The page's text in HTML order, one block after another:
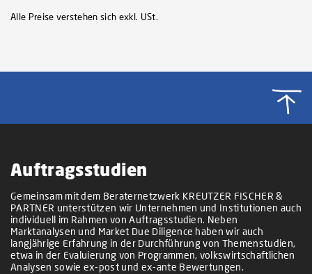
Alle Preise verstehen sich exkl. USt.
Auftragsstudien
Gemeinsam mit dem Beraternetzwerk KREUTZER FISCHER &
PARTNER unterstützen wir Unternehmen und Institutionen auch
individuell im Rahmen von Auftragsstudien. Neben
Marktanalysen und Market Due Diligence haben wir auch
langjährige Erfahrung in der Durchführung von Themenstudien,
etwa in der Evaluierung von Programmen, volkswirtschaftlichen
Analysen sowie ex-post und ex-ante Bewertungen.